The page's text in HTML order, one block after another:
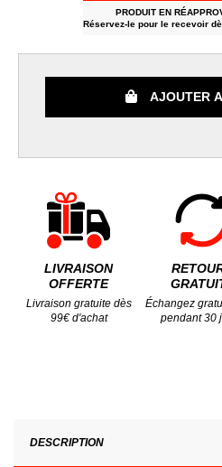
PRODUIT EN
Réservez-le pour le recevoir
AJOUTER
LIVRAISON
OFFERTE
Livraison gratuite dès
99€ d'achat
Échangez
pendant 30
DESCRIPTION